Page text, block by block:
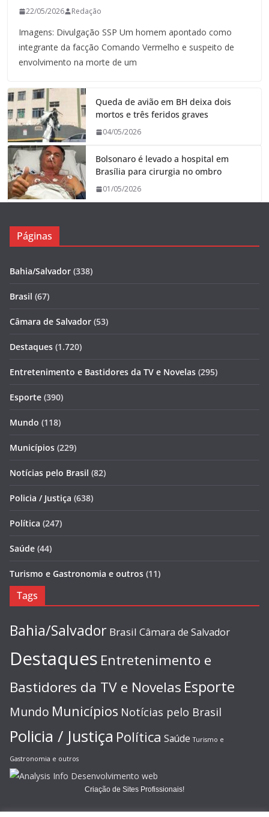
22/05/2026 Redação
Imagens: Divulgação SSP Um homem apontado como
integrante da facção Comando Vermelho e suspeito de
envolvimento na morte de um
Queda de avião em BH deixa dois
mortos e três feridos graves
04/05/2026
Bolsonaro é levado a hospital em
Brasília para cirurgia no ombro
01/05/2026
Páginas
Bahia/Salvador (338)
Brasil (67)
Câmara de Salvador (53)
Destaques (1.720)
Entretenimento e Bastidores da TV e Novelas (295)
Esporte (390)
Mundo (118)
Municípios (229)
Notícias pelo Brasil (82)
Policia / Justiça (638)
Política (247)
Saúde (44)
Turismo e Gastronomia e outros (11)
Tags
Bahia/Salvador Brasil Câmara de Salvador
Destaques Entretenimento e
Bastidores da TV e Novelas Esporte
Mundo Municípios Notícias pelo Brasil
Policia / Justiça Política Saúde Turismo e
Gastronomia e outros
Criação de Sites Profissionais!